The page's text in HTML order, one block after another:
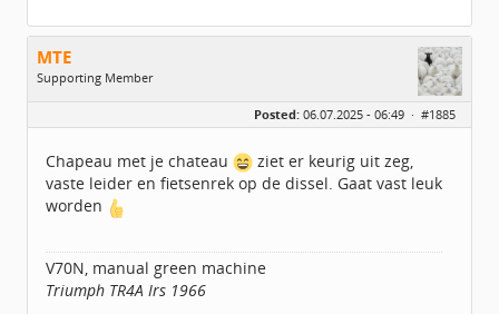
MTE
Supporting Member
Leeftijd:
55
Geregistreerd:02 / 2021
Posted: 06.07.2025 - 06:49 · #1885
Chapeau met je chateau
ziet er keurig uit zeg,
vaste leider en fietsenrek op de dissel. Gaat vast leuk
worden
V70N, manual green machine
Triumph TR4A Irs 1966